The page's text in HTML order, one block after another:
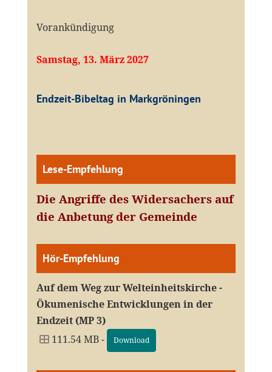
Vorankündigung
Samstag, 13. März 2027
Endzeit-Bibeltag in Markgröningen
Lese-Empfehlung
Die Angriffe des Widersachers auf
die Anbetung der Gemeinde
Hör-Empfehlung
Auf dem Weg zur Welteinheitskirche -
Ökumenische Entwicklungen in der
Endzeit (MP 3)
111.54 MB -
Download